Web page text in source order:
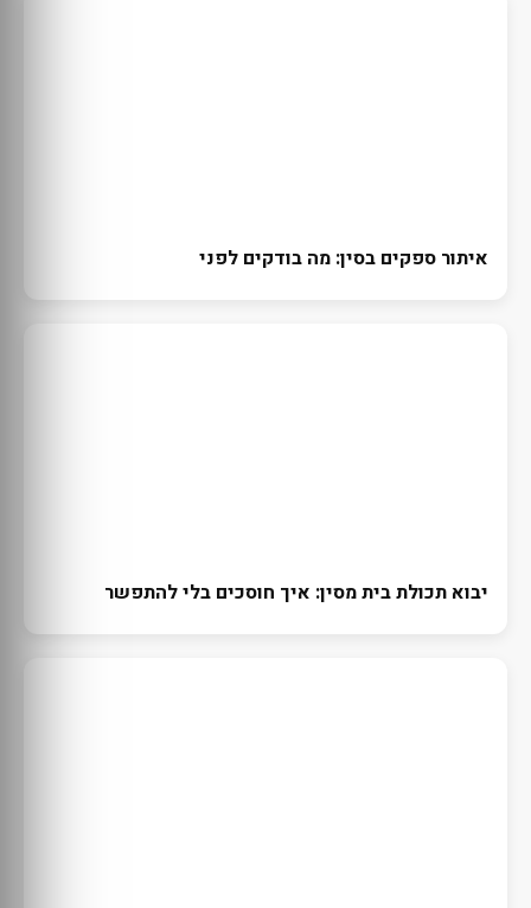
איתור ספקים בסין: מה בודקים לפני
יבוא תכולת בית מסין: איך חוסכים בלי להתפשר